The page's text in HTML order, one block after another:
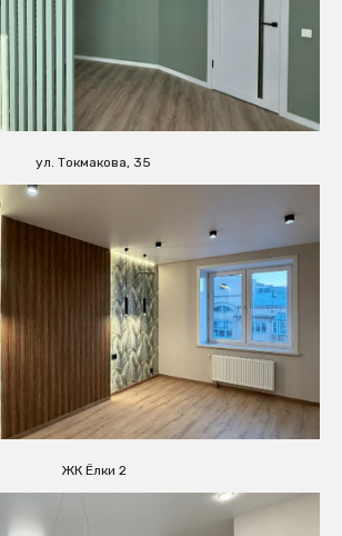
ул. Токмакова, 35
ЖК Ёлки 2